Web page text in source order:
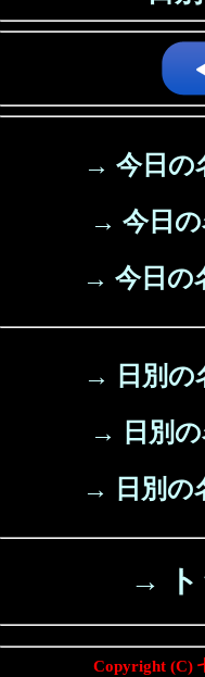
→ 今日の
→ 今日の
→ 今日の
→ 日別の
→ 日別の
→ 日別の
→ ト
Copyright (C)